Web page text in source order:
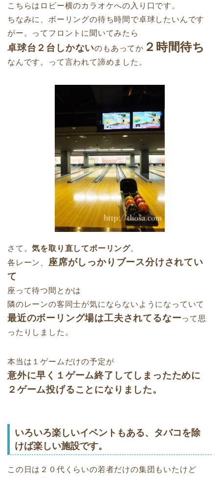
こちらはロビー横のカラオケへの入り口です。
ちなみに、ボーリングの待ち時間で卓球したいんです
がー。ってフロントに聞いてみたら
卓球台２台しかないのもあってか ２時間待ち
なんです。って言われて諦めました。
さて。気を取り直してボーリング。
各レーン、 座席がしっかりブース分けされてい
て
座って待つ間とかは
隣のレーンの客同士が気にならないようになっていて
最近のボーリング場は工夫されてるなーって思
ったりしました。
本当は１ゲームだけの予定が
意外に早く１ゲーム終了してしまったために
２ゲーム投げることになりました。
いろいろ楽しいイベントもある、タバコを除
けば楽しい施設です。
この日は２０代くらいの若者だけの集団もいたけど